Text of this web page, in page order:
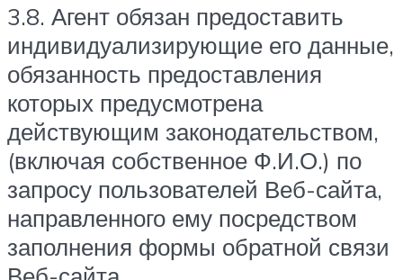
3.8. Агент обязан предоставить
индивидуализирующие его данные,
обязанность предоставления
которых предусмотрена
действующим законодательством,
(включая собственное Ф.И.О.) по
запросу пользователей Веб-сайта,
направленного ему посредством
заполнения формы обратной связи